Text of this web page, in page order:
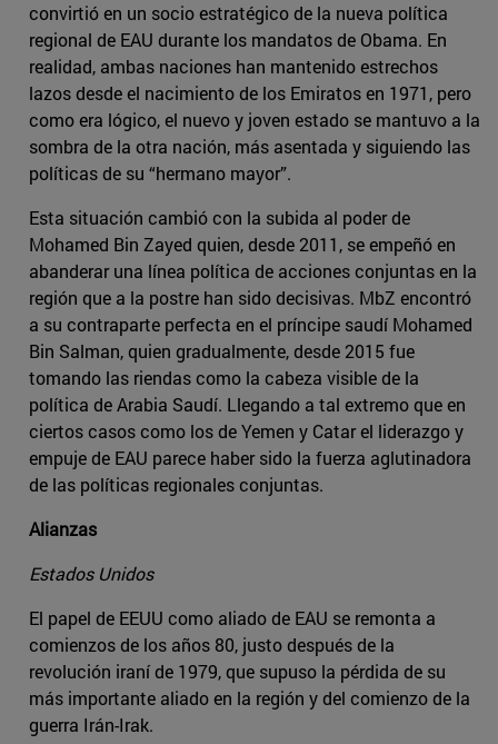
convirtió en un socio estratégico de la nueva política
regional de EAU durante los mandatos de Obama. En
realidad, ambas naciones han mantenido estrechos
lazos desde el nacimiento de los Emiratos en 1971, pero
como era lógico, el nuevo y joven estado se mantuvo a la
sombra de la otra nación, más asentada y siguiendo las
políticas de su “hermano mayor”.
Esta situación cambió con la subida al poder de
Mohamed Bin Zayed quien, desde 2011, se empeñó en
abanderar una línea política de acciones conjuntas en la
región que a la postre han sido decisivas. MbZ encontró
a su contraparte perfecta en el príncipe saudí Mohamed
Bin Salman, quien gradualmente, desde 2015 fue
tomando las riendas como la cabeza visible de la
política de Arabia Saudí. Llegando a tal extremo que en
ciertos casos como los de Yemen y Catar el liderazgo y
empuje de EAU parece haber sido la fuerza aglutinadora
de las políticas regionales conjuntas.
Alianzas
Estados Unidos
El papel de EEUU como aliado de EAU se remonta a
comienzos de los años 80, justo después de la
revolución iraní de 1979, que supuso la pérdida de su
más importante aliado en la región y del comienzo de la
guerra Irán-Irak.